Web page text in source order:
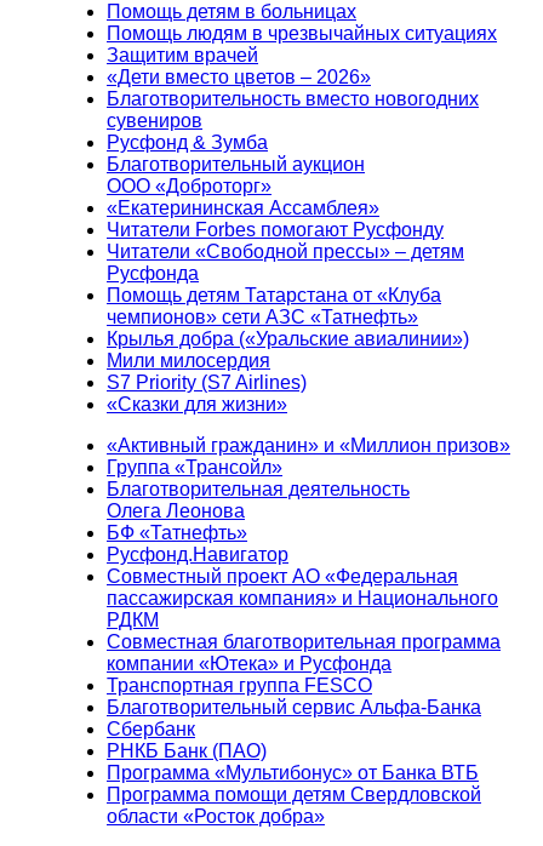
Помощь детям в больницах
Помощь людям в чрезвычайных ситуациях
Защитим врачей
«Дети вместо цветов – 2026»
Благотворительность вместо новогодних
сувениров
Русфонд & Зумба
Благотворительный аукцион
ООО «Доброторг»
«Екатерининская Ассамблея»
Читатели Forbes помогают Русфонду
Читатели «Свободной прессы» – детям
Русфонда
Помощь детям Татарстана от «Клуба
чемпионов» сети АЗС «Татнефть»
Крылья добра («Уральские авиалинии»)
Мили милосердия
S7 Priority (S7 Airlines)
«Сказки для жизни»
«Активный гражданин» и «Миллион призов»
Группа «Трансойл»
Благотворительная деятельность
Олега Леонова
БФ «Татнефть»
Русфонд.Навигатор
Совместный проект АО «Федеральная
пассажирская компания» и Национального
РДКМ
Совместная благотворительная программа
компании «Ютека» и Русфонда
Транспортная группа FESCO
Благотворительный сервис Альфа-Банка
Сбербанк
РНКБ Банк (ПАО)
Программа «Мультибонус» от Банка ВТБ
Программа помощи детям Свердловской
области «Росток добра»